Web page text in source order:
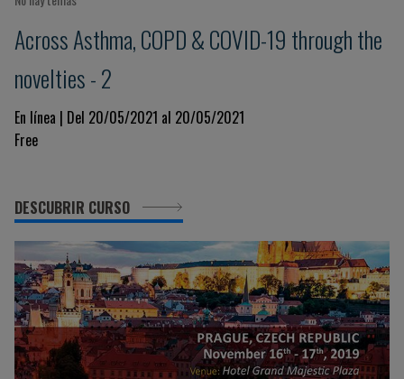
Across Asthma, COPD & COVID-19 through the
novelties - 2
En línea | Del 20/05/2021 al 20/05/2021
Free
DESCUBRIR CURSO